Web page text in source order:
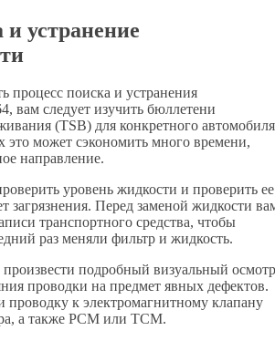
устранение
процесс поиска и устранения
вам следует изучить бюллетени
(TSB) для конкретного
это может сэкономить много времени,
направление.
уровень жидкости и проверить ее
загрязнения. Перед заменой жидкости
транспортного средства, чтобы
раз меняли фильтр и жидкость.
произвести подробный визуальный осмотр
проводки на предмет явных дефектов.
проводку к электромагнитному клапану
а также PCM или TCM.